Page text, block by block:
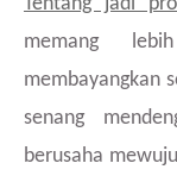
Tentang jadi
memang
membayangkan
senang
berusaha